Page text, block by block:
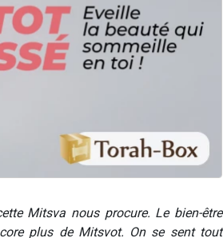
Mitsva nous procure. Le bien-être
plus de Mitsvot. On se sent tout